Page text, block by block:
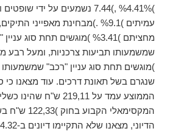
)%4.41% ,)7.44 נשמעים על ידי
עמיתים )%9.1 .)מבחינת מאפייני
מחציתם )%3.41 )מוגשים תחת סוג
)מוגשים תחת סוג עניין "רכב" שמשמעותו
שנגרם בשל תאונת דרכים. עוד מצאנו כי
הממוצע עמד על 219,11